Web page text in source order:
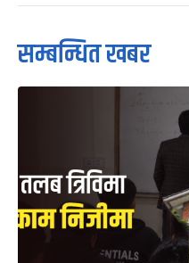
सम्बन्धित खबर